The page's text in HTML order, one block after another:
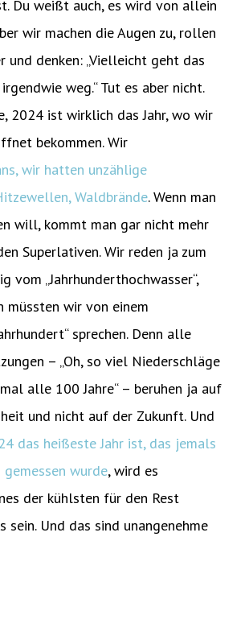
Du weißt auch, es wird von allein
wir machen die Augen zu, rollen
und denken: „Vielleicht geht das
weg.“ Tut es aber nicht.
2024 ist wirklich das Jahr, wo wir
bekommen. Wir
wir hatten unzählige
Waldbrände. Wenn man
will, kommt man gar nicht mehr
Superlativen. Wir reden ja zum
vom „Jahrhunderthochwasser“,
müssten wir von einem
sprechen. Denn alle
– „Oh, so viel Niederschläge
alle 100 Jahre“ – beruhen ja auf
und nicht auf der Zukunft. Und
das heißeste Jahr ist, das jemals
wurde, wird es
der kühlsten für den Rest
sein. Und das sind unangenehme